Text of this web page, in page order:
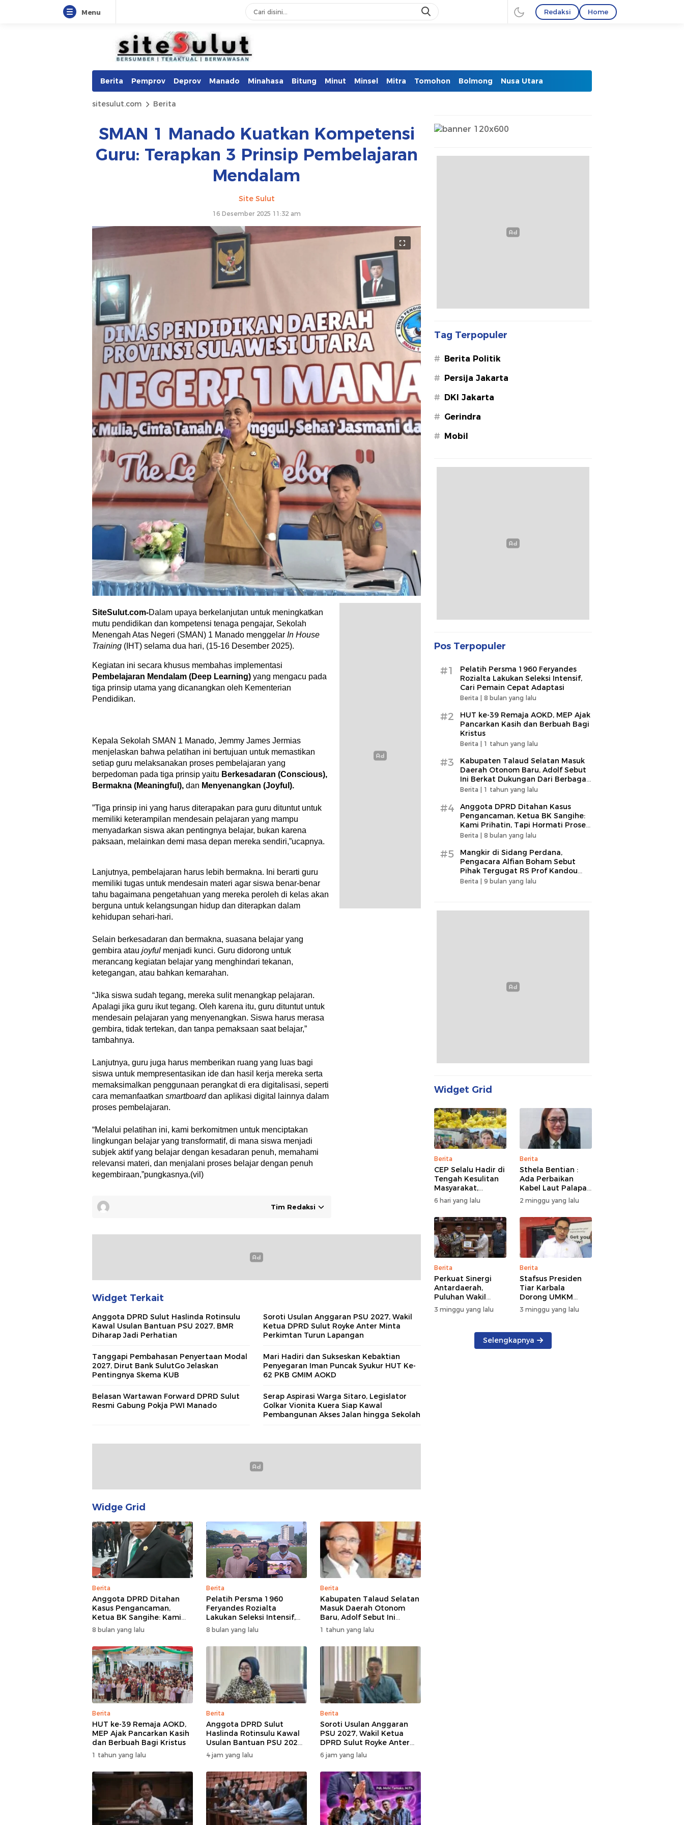
Menu Redaksi Home
Berita Pemprov Deprov Manado Minahasa Bitung Minut Minsel Mitra Tomohon Bolmong Nusa Utara
sitesulut.com Berita
SMAN 1 Manado Kuatkan Kompetensi
Guru: Terapkan 3 Prinsip Pembelajaran
Mendalam
Site Sulut
16 Desember 2025 11:32 am
SiteSulut.com-Dalam upaya berkelanjutan untuk meningkatkan
mutu pendidikan dan kompetensi tenaga pengajar, Sekolah
Menengah Atas Negeri (SMAN) 1 Manado menggelar In House
Training (IHT) selama dua hari, (15-16 Desember 2025).
Kegiatan ini secara khusus membahas implementasi
Pembelajaran Mendalam (Deep Learning) yang mengacu pada
tiga prinsip utama yang dicanangkan oleh Kementerian
Pendidikan.
Kepala Sekolah SMAN 1 Manado, Jemmy James Jermias
menjelaskan bahwa pelatihan ini bertujuan untuk memastikan
setiap guru melaksanakan proses pembelajaran yang
berpedoman pada tiga prinsip yaitu Berkesadaran (Conscious),
Bermakna (Meaningful), dan Menyenangkan (Joyful).
​”Tiga prinsip ini yang harus diterapakan para guru dituntut untuk
memiliki keterampilan mendesain pelajaran yang mampu
menyadarkan siswa akan pentingnya belajar, bukan karena
paksaan, melainkan demi masa depan mereka sendiri,”ucapnya.
Lanjutnya, pembelajaran harus lebih bermakna. Ini berarti guru
memiliki tugas untuk mendesain materi agar siswa benar-benar
tahu bagaimana pengetahuan yang mereka peroleh di kelas akan
berguna untuk kelangsungan hidup dan diterapkan dalam
kehidupan sehari-hari.
​Selain berkesadaran dan bermakna, suasana belajar yang
gembira atau joyful menjadi kunci. Guru didorong untuk
merancang kegiatan belajar yang menghindari tekanan,
ketegangan, atau bahkan kemarahan.
“Jika siswa sudah tegang, mereka sulit menangkap pelajaran.
Apalagi jika guru ikut tegang. Oleh karena itu, guru dituntut untuk
mendesain pelajaran yang menyenangkan. Siswa harus merasa
gembira, tidak tertekan, dan tanpa pemaksaan saat belajar,”
tambahnya.
Lanjutnya, guru juga harus memberikan ruang yang luas bagi
siswa untuk mempresentasikan ide dan hasil kerja mereka serta
memaksimalkan penggunaan perangkat di era digitalisasi, seperti
cara memanfaatkan smartboarddan aplikasi digital lainnya dalam
proses pembelajaran.
“Melalui pelatihan ini, kami berkomitmen untuk menciptakan
lingkungan belajar yang transformatif, di mana siswa menjadi
subjek aktif yang belajar dengan kesadaran penuh, memahami
relevansi materi, dan menjalani proses belajar dengan penuh
kegembiraan,”pungkasnya.(vil)
Tim Redaksi
Widget Terkait
Anggota DPRD Sulut Haslinda Rotinsulu
Kawal Usulan Bantuan PSU 2027, BMR
Diharap Jadi Perhatian
Soroti Usulan Anggaran PSU 2027, Wakil
Ketua DPRD Sulut Royke Anter Minta
Perkimtan Turun Lapangan
Tanggapi Pembahasan Penyertaan Modal
2027, Dirut Bank SulutGo Jelaskan
Pentingnya Skema KUB
Mari Hadiri dan Sukseskan Kebaktian
Penyegaran Iman Puncak Syukur HUT Ke-
62 PKB GMIM AOKD
Belasan Wartawan Forward DPRD Sulut
Resmi Gabung Pokja PWI Manado
Serap Aspirasi Warga Sitaro, Legislator
Golkar Vionita Kuera Siap Kawal
Pembangunan Akses Jalan hingga Sekolah​
Widge Grid
Berita
Anggota DPRD Ditahan
Kasus Pengancaman,
Ketua BK Sangihe: Kami
Prihatin, Tapi Hormati
Proses Hukum
8 bulan yang lalu
Berita
Pelatih Persma 1960
Feryandes Rozialta
Lakukan Seleksi Intensif,
Cari Pemain Cepat
Adaptasi​
8 bulan yang lalu
Berita
Kabupaten Talaud Selatan
Masuk Daerah Otonom
Baru, Adolf Sebut Ini
Berkat Dukungan Dari
Berbagai Elemen
1 tahun yang lalu
Berita
HUT ke-39 Remaja AOKD,
MEP Ajak Pancarkan Kasih
dan Berbuah Bagi Kristus
1 tahun yang lalu
Berita
Anggota DPRD Sulut
Haslinda Rotinsulu Kawal
Usulan Bantuan PSU 2027,
BMR Diharap Jadi
Perhatian
4 jam yang lalu
Berita
Soroti Usulan Anggaran
PSU 2027, Wakil Ketua
DPRD Sulut Royke Anter
Minta Perkimtan Turun
Lapangan
6 jam yang lalu
Tag Terpopuler
# Berita Politik
# Persija Jakarta
# DKI Jakarta
# Gerindra
# Mobil
Pos Terpopuler
#1
Pelatih Persma 1960 Feryandes
Rozialta Lakukan Seleksi Intensif,
Cari Pemain Cepat Adaptasi​
Berita | 8 bulan yang lalu
#2
HUT ke-39 Remaja AOKD, MEP Ajak
Pancarkan Kasih dan Berbuah Bagi
Kristus
Berita | 1 tahun yang lalu
#3
Kabupaten Talaud Selatan Masuk
Daerah Otonom Baru, Adolf Sebut
Ini Berkat Dukungan Dari Berbagai
Elemen
Berita | 1 tahun yang lalu
#4
Anggota DPRD Ditahan Kasus
Pengancaman, Ketua BK Sangihe:
Kami Prihatin, Tapi Hormati Proses
Hukum
Berita | 8 bulan yang lalu
#5
Mangkir di Sidang Perdana,
Pengacara Alfian Boham Sebut
Pihak Tergugat RS Prof Kandou
Tunjukan Sikap Tidak Terpuji
Berita | 9 bulan yang lalu
Widget Grid
Berita
CEP Selalu Hadir di
Tengah Kesulitan
Masyarakat,
Salurkan Bantuan
Korban Kebakaran
di Wanea
6 hari yang lalu
Berita
Sthela Bentian :
Ada Perbaikan
Kabel Laut Palapa
Ring, Jaringan
Internet di Talaud,
Sangihe, dan Sitaro
Terganggu
Sementara
2 minggu yang lalu
Berita
Perkuat Sinergi
Antardaerah,
Puluhan Wakil
Rakyat DKI Jakarta
Gelar Kunker di
3 minggu yang lalu
Berita
Stafsus Presiden
Tiar Karbala
Dorong UMKM
Sulut Pakai AI
3 minggu yang lalu
Selengkapnya